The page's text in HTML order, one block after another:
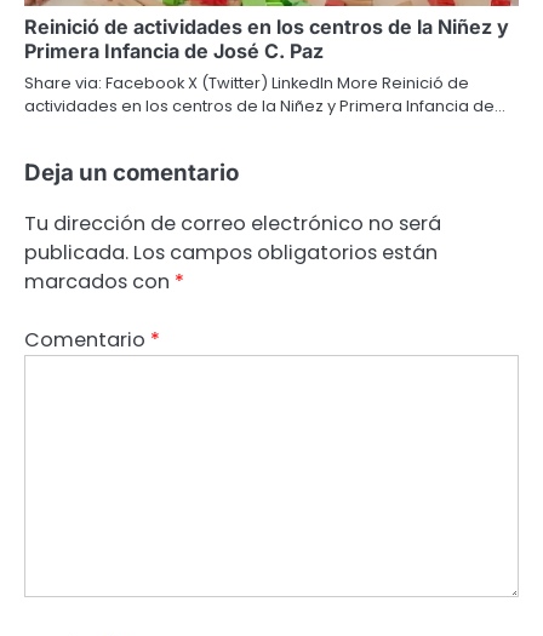
Reinició de actividades en los centros de la Niñez y
Primera Infancia de José C. Paz
Share via: Facebook X (Twitter) LinkedIn More Reinició de
actividades en los centros de la Niñez y Primera Infancia de…
Deja un comentario
Tu dirección de correo electrónico no será
publicada. Los campos obligatorios están
marcados con *
Comentario *